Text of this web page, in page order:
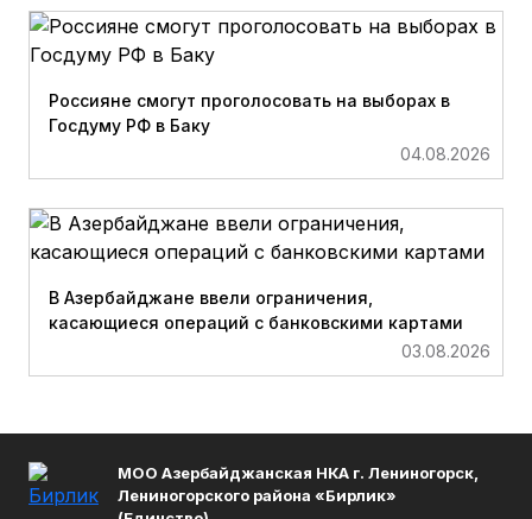
Россияне смогут проголосовать на выборах в
Госдуму РФ в Баку
04.08.2026
В Азербайджане ввели ограничения,
касающиеся операций с банковскими картами
03.08.2026
МОО Азербайджанская НКА г. Лениногорск,
Лениногорского района «Бирлик»